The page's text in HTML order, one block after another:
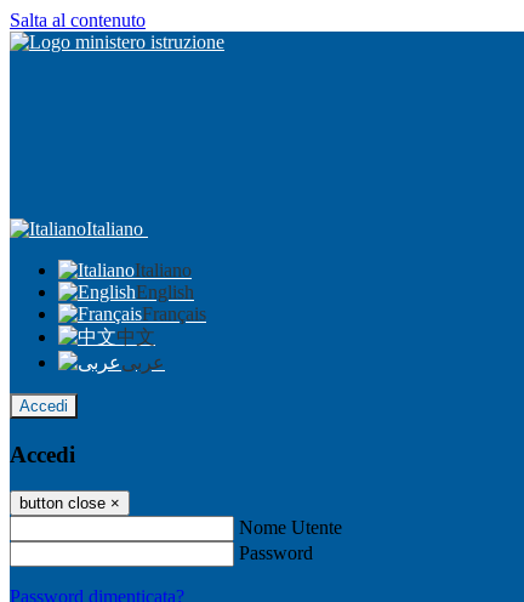
Salta al contenuto
Italiano
Italiano
English
Français
中文
عربى
Accedi
Accedi
button close ×
Nome Utente
Password
Password dimenticata?